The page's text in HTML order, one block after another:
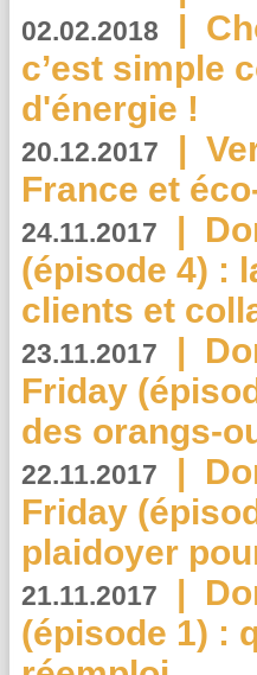
02.02.2018 |
c’est simple
d'énergie !
20.12.2017 |
France et
24.11.2017 |
(épisode 4) :
clients et
23.11.2017 |
Friday
des orangs-
22.11.2017 |
Friday
plaidoyer
21.11.2017 |
(épisode 1) :